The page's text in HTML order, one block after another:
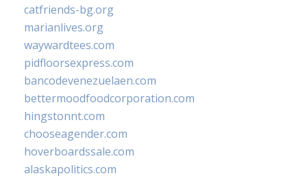
catfriends-bg.org
marianlives.org
waywardtees.com
pidfloorsexpress.com
bancodevenezuelaen.com
bettermoodfoodcorporation.com
hingstonnt.com
chooseagender.com
hoverboardssale.com
alaskapolitics.com